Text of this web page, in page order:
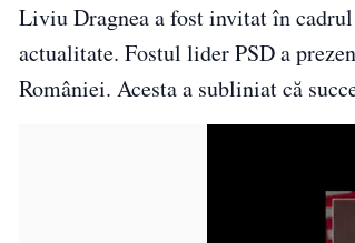
Liviu Dragnea a fost invitat în
actualitate. Fostul lider PSD a
României. Acesta a subliniat că